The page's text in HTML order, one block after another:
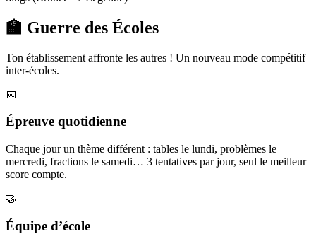
🏫 Guerre des Écoles
Ton établissement affronte les autres ! Un nouveau mode compétitif
inter-écoles.
📅
Épreuve quotidienne
Chaque jour un thème différent : tables le lundi, problèmes le
mercredi, fractions le samedi… 3 tentatives par jour, seul le meilleur
score compte.
🤝
Équipe d’école